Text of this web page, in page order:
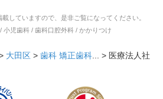
していますので、是非ご覧になってください。
小児歯科 / 歯科口腔外科 / かかりつけ
大田区 > 歯科 矯正歯科... > 医療法人社